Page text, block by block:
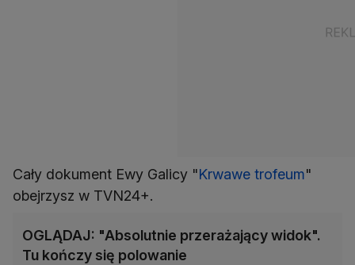
Cały dokument Ewy Galicy "Krwawe trofeum"
obejrzysz w TVN24+.
OGLĄDAJ: "Absolutnie przerażający widok".
Tu kończy się polowanie